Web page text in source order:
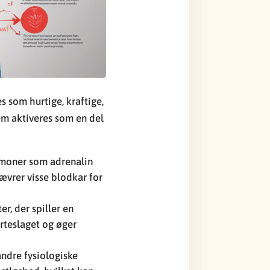
som hurtige, kraftige,
aktiveres som en del
som adrenalin
visse blodkar for
der spiller en
og øger
fysiologiske